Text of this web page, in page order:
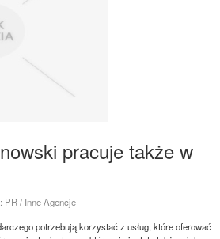
pracuje także w
PR / Inne Agencje
potrzebują korzystać z usług, które oferować